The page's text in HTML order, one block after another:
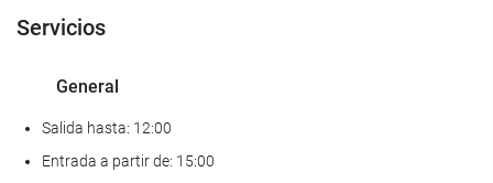
Servicios
General
Salida hasta: 12:00
Entrada a partir de: 15:00